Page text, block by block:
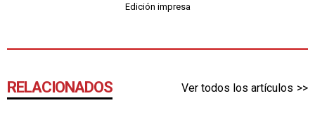
Edición impresa
RELACIONADOS Ver todos los artículos